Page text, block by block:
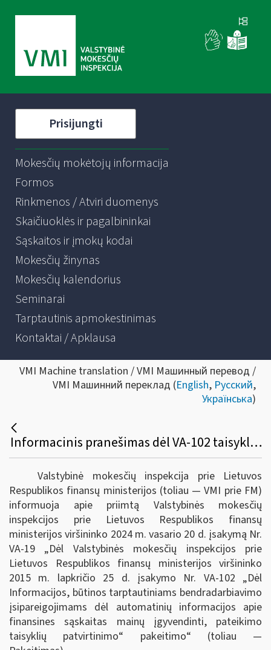
Prisijungti
Mokesčių mokėtojų informacija
Formos
Rinkmenos / Atviri duomenys
Skaičiuoklės ir pagalbininkai
Sąskaitos ir įmokų kodai
Mokesčių žinynas
Mokesčių kalendorius
Seminarai
Tarptautinis apmokestinimas
Kontaktai / Apklausa
VMI Machine translation / VMI Машинный перевод /
VMI Машинний переклад (English, Русский,
Українська)
Informacinis pranešimas dėl VA-102 taisyklių pakeitimo
Valstybinė mokesčių inspekcija prie Lietuvos
Respublikos finansų ministerijos (toliau ― VMI prie FM)
informuoja apie priimtą Valstybinės mokesčių
inspekcijos prie Lietuvos Respublikos finansų
ministerijos viršininko 2024 m. vasario 20 d. įsakymą Nr.
VA-19 „Dėl Valstybinės mokesčių inspekcijos prie
Lietuvos Respublikos finansų ministerijos viršininko
2015 m. lapkričio 25 d. įsakymo Nr. VA-102 „Dėl
Informacijos, būtinos tarptautiniams bendradarbiavimo
įsipareigojimams dėl automatinių informacijos apie
finansines sąskaitas mainų įgyvendinti, pateikimo
taisyklių patvirtinimo“ pakeitimo“ (toliau —